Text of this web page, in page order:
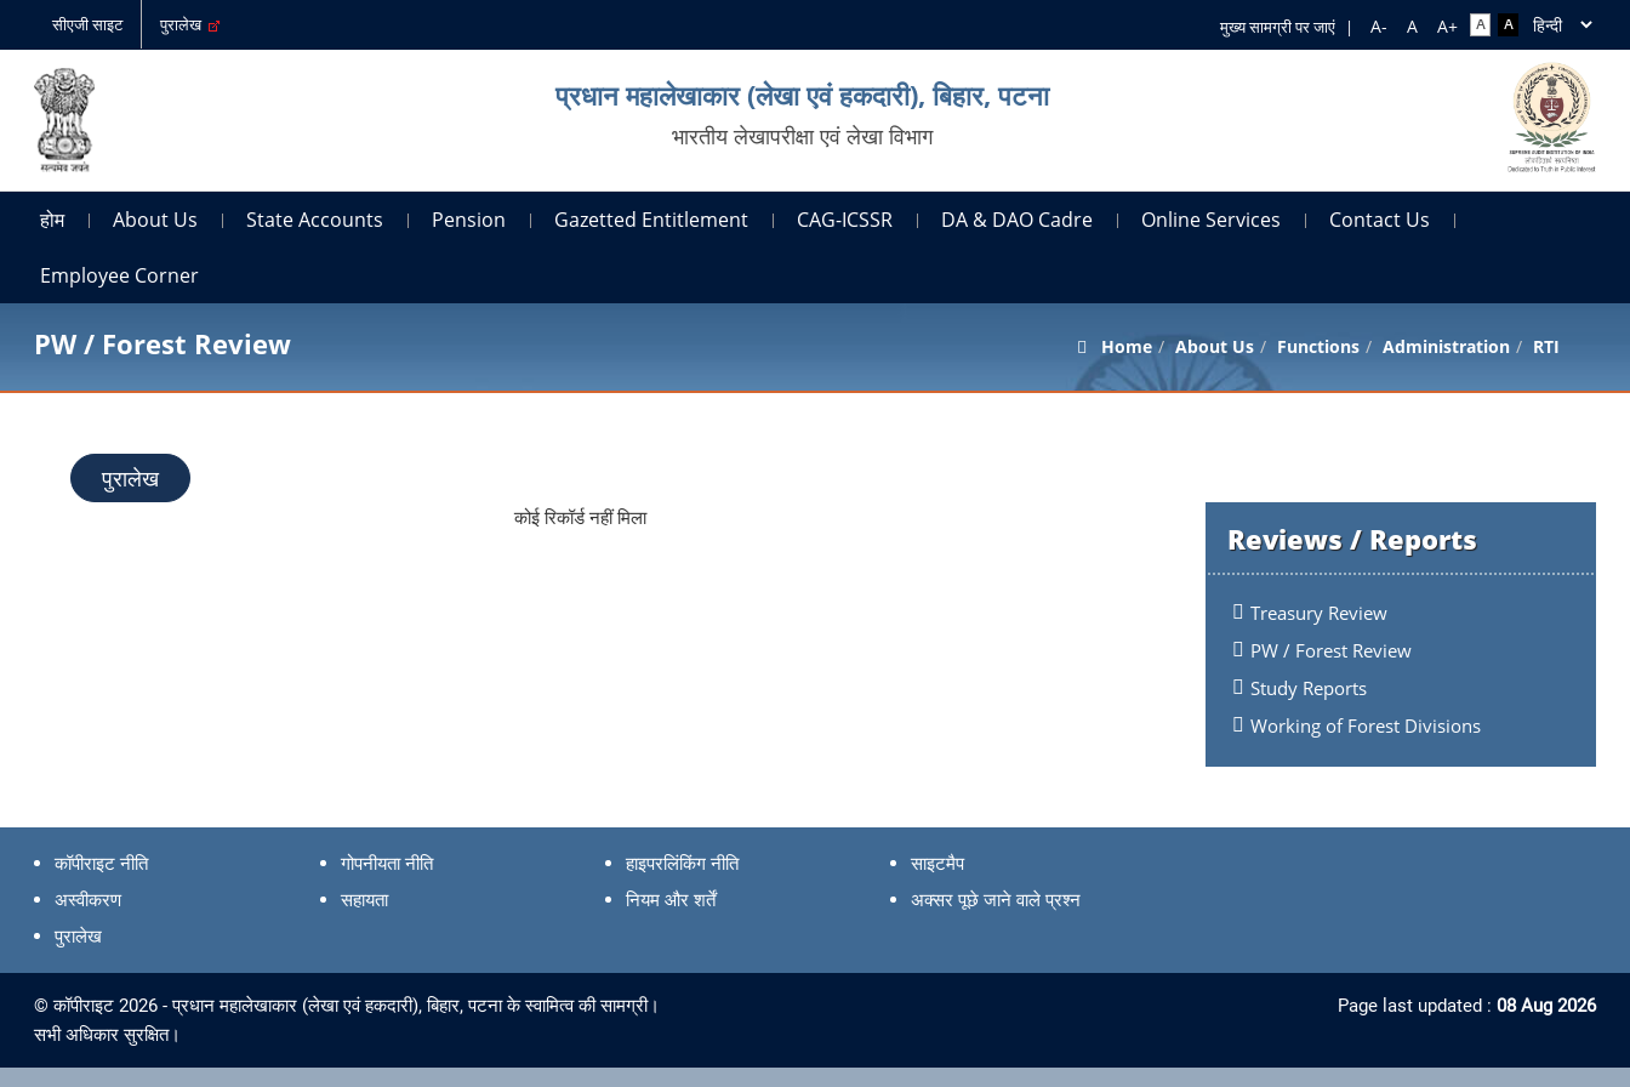
सीएजी साइट पुरालेख मुख्य सामग्री पर जाएं |
प्रधान महालेखाकार (लेखा एवं हकदारी), बिहार, पटना
भारतीय लेखापरीक्षा एवं लेखा विभाग
होम About Us State Accounts Pension Gazetted Entitlement CAG-ICSSR DA & DAO Cadre Online Services Contact Us
Employee Corner
PW / Forest Review Home About Us Functions Administration RTI
पुरालेख
Reviews / Reports
Treasury Review
PW / Forest Review
Study Reports
Working of Forest Divisions
कोई रिकॉर्ड नहीं मिला
कॉपीराइट नीति गोपनीयता नीति हाइपरलिंकिंग नीति
साइटमैप
अस्वीकरण
सहायता नियम और शर्तें
अक्सर पूछे जाने वाले प्रश्न
पुरालेख
© कॉपीराइट 2026 - प्रधान महालेखाकार (लेखा एवं हकदारी), बिहार, पटना के स्वामित्व की सामग्री।
सभी अधिकार सुरक्षित।
Page last updated : 08 Aug 2026